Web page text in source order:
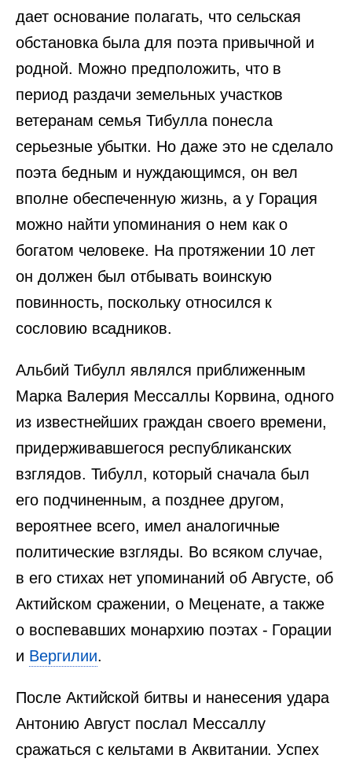
дает основание полагать, что сельская
обстановка была для поэта привычной и
родной. Можно предположить, что в
период раздачи земельных участков
ветеранам семья Тибулла понесла
серьезные убытки. Но даже это не сделало
поэта бедным и нуждающимся, он вел
вполне обеспеченную жизнь, а у Горация
можно найти упоминания о нем как о
богатом человеке. На протяжении 10 лет
он должен был отбывать воинскую
повинность, поскольку относился к
сословию всадников.
Альбий Тибулл являлся приближенным
Марка Валерия Мессаллы Корвина, одного
из известнейших граждан своего времени,
придерживавшегося республиканских
взглядов. Тибулл, который сначала был
его подчиненным, а позднее другом,
вероятнее всего, имел аналогичные
политические взгляды. Во всяком случае,
в его стихах нет упоминаний об Августе, об
Актийском сражении, о Меценате, а также
о воспевавших монархию поэтах - Горации
и Вергилии.
После Актийской битвы и нанесения удара
Антонию Август послал Мессаллу
сражаться с кельтами в Аквитании. Успех